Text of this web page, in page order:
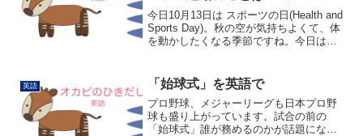
今日10月13日は スポーツの日(Health and
Sports Day)。秋の空が気持ちよくて、体
を動かしたくなる季節ですね。今日は
い運動になりますよ。ぜひ一緒に...
英語 「始球式」を英語で
プロ野球、メジャーリーグも日本プロ野
球も盛り上がっています。試合の前の
「始球式」誰が務めるのかが話題になっ